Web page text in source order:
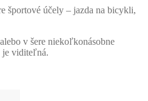
športové účely – jazda na bicykli,
v šere niekoľkonásobne
je viditeľná.